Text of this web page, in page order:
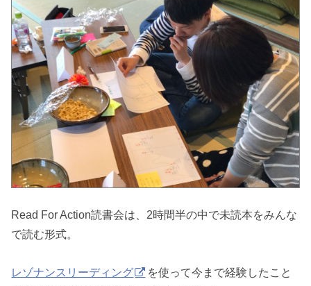
Read For Action読書会は、2時間半の中で未読本をみんな
で読む形式。
レゾナンスリーディング
を使って今まで経験したこと